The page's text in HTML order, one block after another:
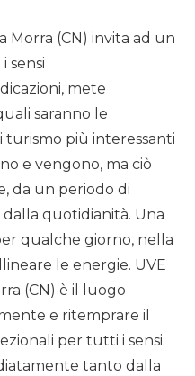
Morra (CN) invita ad un
sensi
mete
saranno le
turismo più interessanti
e vengono, ma ciò
da un periodo di
dalla quotidianità. Una
qualche giorno, nella
le energie. UVE
(CN) è il luogo
e ritemprare il
per tutti i sensi.
tanto dalla